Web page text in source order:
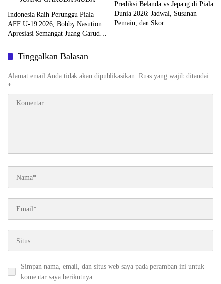
Indonesia Raih Perunggu Piala
AFF U-19 2026, Bobby Nasution
Apresiasi Semangat Juang Garuda
Prediksi Belanda vs Jepang di Piala
Dunia 2026: Jadwal, Susunan
Pemain, dan Skor
Tinggalkan Balasan
Alamat email Anda tidak akan dipublikasikan. Ruas yang wajib ditandai
*
Simpan nama, email, dan situs web saya pada peramban ini untuk
komentar saya berikutnya.